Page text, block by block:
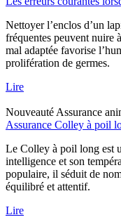
Nettoyer l’enclos d’un
fréquentes peuvent nuire
mal adaptée favorise
prolifération de germes.
Lire
Nouveauté Assurance
Assurance Colley à poil
Le Colley à poil long est
intelligence et son
populaire, il séduit de
équilibré et attentif.
Lire